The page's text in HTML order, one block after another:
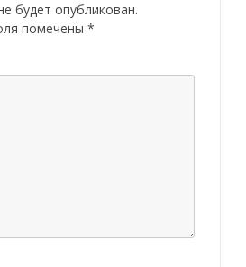
будет опубликован.
помечены *